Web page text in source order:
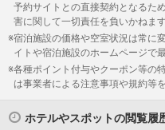
予約サイトとの直接契約となるた
害に関して一切責任を負いかねます
宿泊施設の価格や空室状況は常に
イトや宿泊施設のホームページで
各種ポイント付与やクーポン等の
は事業者による注意事項や規約等
ホテルやスポットの閲覧履